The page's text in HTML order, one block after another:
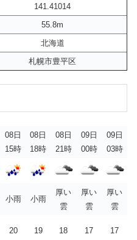
141.41014
55.8m
北海道
札幌市豊平区
08日
15時
08日
18時
08日
21時
09日
00時
09日
03時
小雨 小雨
厚い
雲
厚い
雲
厚い
雲
20 19 18 17 17